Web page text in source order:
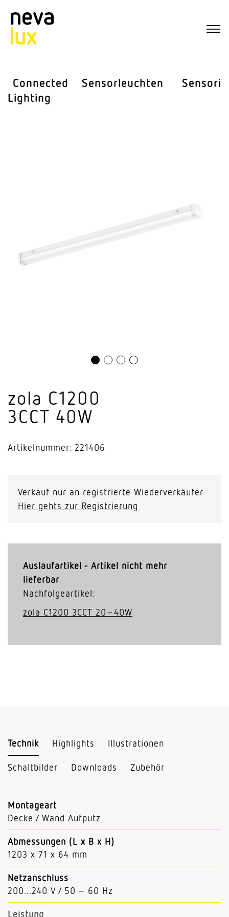
Connected
Lighting
Sensor­leuchten Sensorik
zola C1200
3CCT 40W
Artikelnummer: 221406
Verkauf nur an registrierte Wiederverkäufer
Hier gehts zur Registrierung
Auslaufartikel - Artikel nicht mehr
lieferbar
Nachfolgeartikel:
zola C1200 3CCT 20–40W
Technik Highlights Illustrationen
Schaltbilder Downloads Zubehör
Montageart
Decke / Wand Aufputz
Abmessungen (L x B x H)
1203 x 71 x 64 mm
Netzanschluss
200...240 V / 50 – 60 Hz
Leistung